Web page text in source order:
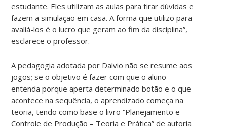
estudante. Eles utilizam as aulas para tirar dúvidas e
fazem a simulação em casa. A forma que utilizo para
avaliá-los é o lucro que geram ao fim da disciplina”,
esclarece o professor.
A pedagogia adotada por Dalvio não se resume aos
jogos; se o objetivo é fazer com que o aluno
entenda porque aperta determinado botão e o que
acontece na sequência, o aprendizado começa na
teoria, tendo como base o livro “Planejamento e
Controle de Produção – Teoria e Prática” de autoria